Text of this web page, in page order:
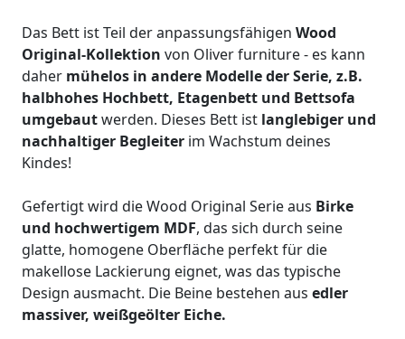
Das Bett ist Teil der anpassungsfähigen Wood
Original-Kollektion von Oliver furniture - es kann
daher mühelos in andere Modelle der Serie, z.B.
halbhohes Hochbett, Etagenbett und Bettsofa
umgebautwerden. Dieses Bett ist langlebiger und
nachhaltiger Begleiter im Wachstum deines
Kindes!
Gefertigt wird die Wood Original Serie aus Birke
und hochwertigem MDF, das sich durch seine
glatte, homogene Oberfläche perfekt für die
makellose Lackierung eignet, was das typische
Design ausmacht. Die Beine bestehen aus edler
massiver, weißgeölter Eiche.